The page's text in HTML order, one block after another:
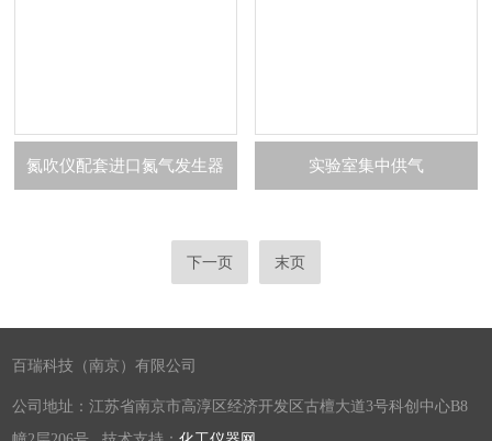
氮吹仪配套进口氮气发生器 实验室集中供气
下一页 末页
百瑞科技（南京）有限公司
公司地址：江苏省南京市高淳区经济开发区古檀大道3号科创中心B8